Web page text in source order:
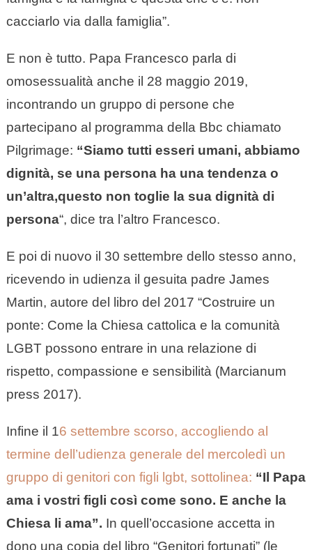
cacciarlo via dalla famiglia”.
E non è tutto. Papa Francesco parla di
omosessualità anche il 28 maggio 2019,
incontrando un gruppo di persone che
partecipano al programma della Bbc chiamato
Pilgrimage: “Siamo tutti esseri umani, abbiamo
dignità, se una persona ha una tendenza o
un’altra,questo non toglie la sua dignità di
persona“, dice tra l’altro Francesco.
E poi di nuovo il 30 settembre dello stesso anno,
ricevendo in udienza il gesuita padre James
Martin, autore del libro del 2017 “Costruire un
ponte: Come la Chiesa cattolica e la comunità
LGBT possono entrare in una relazione di
rispetto, compassione e sensibilità (Marcianum
press 2017).
Infine il 16 settembre scorso, accogliendo al
termine dell’udienza generale del mercoledì un
gruppo di genitori con figli lgbt, sottolinea: “Il Papa
ama i vostri figli così come sono. E anche la
Chiesa li ama”. In quell’occasione accetta in
dono una copia del libro “Genitori fortunati” (le